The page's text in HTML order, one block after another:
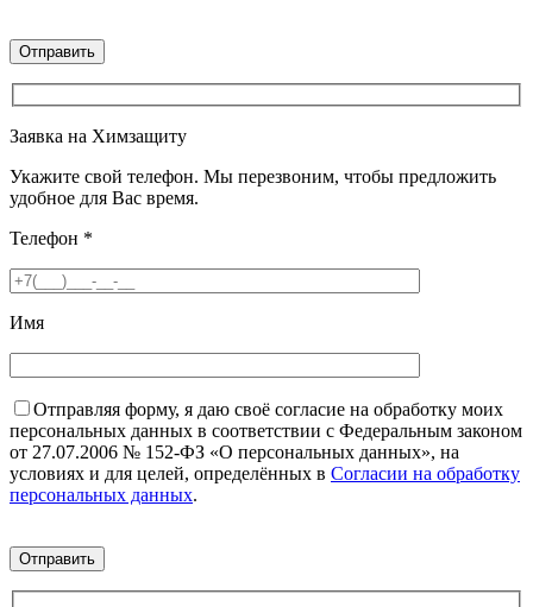
Заявка на Химзащиту
Укажите свой телефон. Мы перезвоним, чтобы предложить
удобное для Вас время.
Телефон *
Имя
Отправляя форму, я даю своё согласие на обработку моих
персональных данных в соответствии с Федеральным законом
от 27.07.2006 № 152-ФЗ «О персональных данных», на
условиях и для целей, определённых в Согласии на обработку
персональных данных.